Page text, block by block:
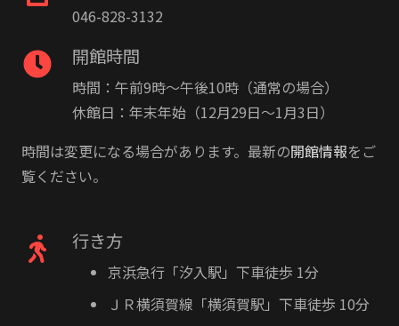
046-828-3132
開館時間
時間：午前9時〜午後10時（通常の場合）
休館日：年末年始（12月29日〜1月3日）
時間は変更になる場合があります。最新の開館情報をご
覧ください。
行き方
京浜急行「汐入駅」下車徒歩 1分
ＪＲ横須賀線「横須賀駅」下車徒歩 10分